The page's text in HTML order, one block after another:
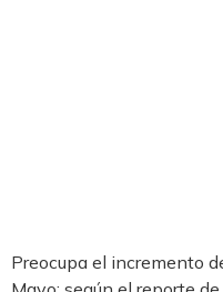
Preocupa el incremento